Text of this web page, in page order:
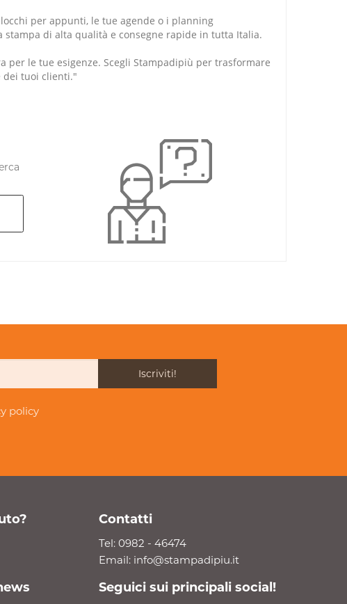
per appunti, le tue agende o i planning
di alta qualità e consegne rapide in tutta Italia.
per le tue esigenze. Scegli Stampadipiù per trasformare
dei tuoi clienti."
Iscriviti!
policy
Contatti
Tel: 0982 - 46474
Email: info@stampadipiu.it
Seguici sui principali social!